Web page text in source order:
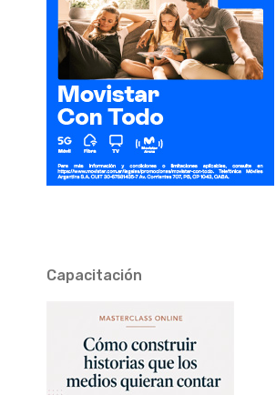
Capacitación